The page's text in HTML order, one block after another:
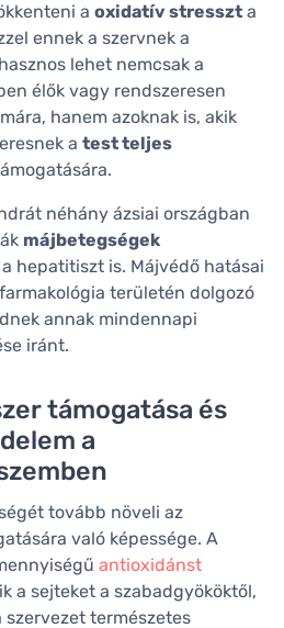
a oxidatív stresszt a
ennek a szervnek a
lehet nemcsak a
élők vagy rendszeresen
hanem azoknak is, akik
a test teljes
néhány ázsiai országban
májbetegségek
hepatitiszt is. Májvédő hatásai
területén dolgozó
annak mindennapi
iránt.
támogatása és
a
tovább növeli az
való képessége. A
antioxidánst
a sejteket a szabadgyököktől,
természetes